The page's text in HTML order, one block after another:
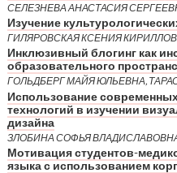
СЕЛЕЗНЕВА АНАСТАСИЯ
Изучение
ГИЛЯРОВСКАЯ КСЕНИЯ
Инклюзивный блогинг как
образовательного
ГОЛЬДБЕРГ МАЙЯ ЮЛЬЕВНА,
Использование
технологий в изучении
дизайна
ЗЛОБИНА СОФЬЯ
Мотивация студентов-
языка с использованием